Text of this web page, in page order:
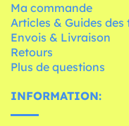
Ma commande
Articles & Guides des
Envois & Livraison
Retours
Plus de questions
INFORMATION: